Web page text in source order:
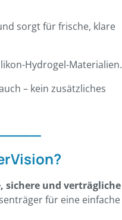
sorgt für frische, klare
Hydrogel-Materialien.
– kein zusätzliches
sichere und verträgliche
für eine einfache